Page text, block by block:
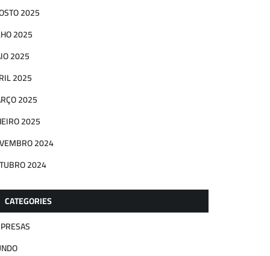
2025
2025
2025
2025
2025
2025
2024
2024
CATEGORIES